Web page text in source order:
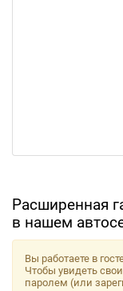
Расширенная
в нашем
Вы работаете в
Чтобы увидеть
паролем (или